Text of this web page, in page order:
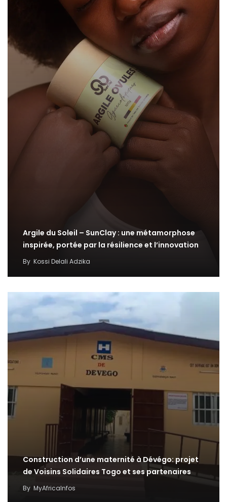
Argile du Soleil – SunClay : une métamorphose
inspirée, portée par la résilience et l’innovation
By Kossi Delali Adzika
Construction d’une maternité à Dévégo: projet
de Voisins Solidaires Togo et ses partenaires
By MyAfricaInfos